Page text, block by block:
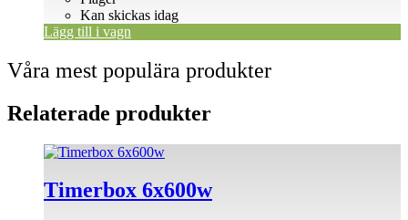
Kan skickas idag
Lägg till i vagn
Våra mest populära produkter
Relaterade produkter
Timerbox 6x600w